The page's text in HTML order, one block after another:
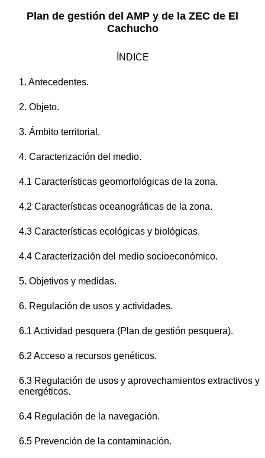
Plan de gestión del AMP y de la ZEC de El
Cachucho
ÍNDICE
1. Antecedentes.
2. Objeto.
3. Ámbito territorial.
4. Caracterización del medio.
4.1 Características geomorfológicas de la zona.
4.2 Características oceanográficas de la zona.
4.3 Características ecológicas y biológicas.
4.4 Caracterización del medio socioeconómico.
5. Objetivos y medidas.
6. Regulación de usos y actividades.
6.1 Actividad pesquera (Plan de gestión pesquera).
6.2 Acceso a recursos genéticos.
6.3 Regulación de usos y aprovechamientos extractivos y
energéticos.
6.4 Regulación de la navegación.
6.5 Prevención de la contaminación.